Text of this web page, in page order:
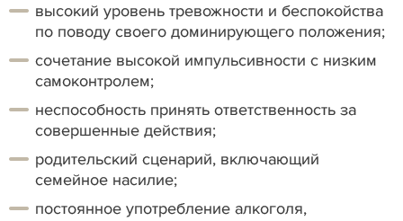
высокий уровень тревожности и беспокойства
по поводу своего доминирующего положения;
сочетание высокой импульсивности с низким
самоконтролем;
неспособность принять ответственность за
совершенные действия;
родительский сценарий, включающий
семейное насилие;
постоянное употребление алкоголя,